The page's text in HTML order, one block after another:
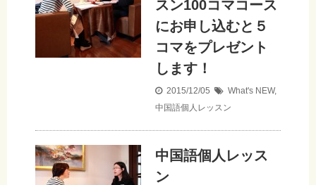
スン100コマコース
にお申し込むと５
コマをプレゼント
します！
2015/12/05 What's NEW,
中国語個人レッスン
中国語個人レッス
ン